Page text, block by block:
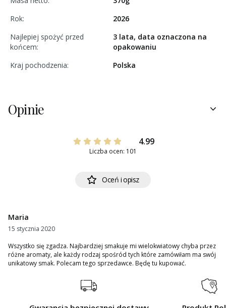
Rok:
2026
Najlepiej spożyć przed
końcem:
3 lata, data oznaczona na
opakowaniu
Kraj pochodzenia:
Polska
Opinie
4.99
Liczba ocen: 101
Oceń i opisz
Maria
15 stycznia 2020
Wszystko się zgadza. Najbardziej smakuje mi wielokwiatowy chyba przez
różne aromaty, ale każdy rodzaj spośród tych które zamówiłam ma swój
unikatowy smak. Polecam tego sprzedawce. Będę tu kupować.